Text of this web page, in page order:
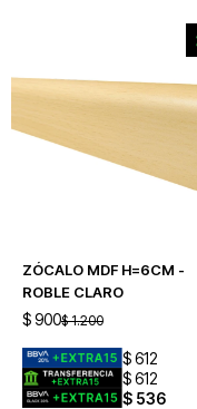
ZÓCALO MDF H=6CM -
ROBLE CLARO
$900$ 1.200
$612
$612
$ 536